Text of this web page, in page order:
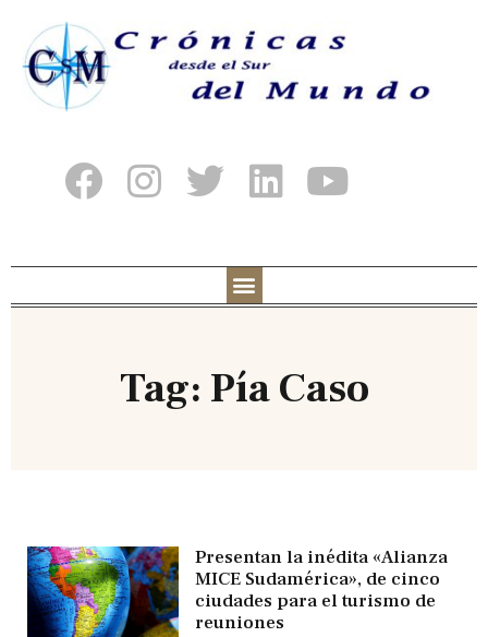
Tag: Pía Caso
Presentan la inédita «Alianza
MICE Sudamérica», de cinco
ciudades para el turismo de
reuniones